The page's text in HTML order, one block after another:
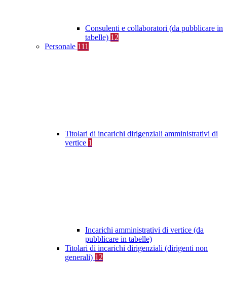
Consulenti e collaboratori (da pubblicare in
tabelle) 12
Personale 111
Titolari di incarichi dirigenziali amministrativi di
vertice 1
Incarichi amministrativi di vertice (da
pubblicare in tabelle)
Titolari di incarichi dirigenziali (dirigenti non
generali) 12